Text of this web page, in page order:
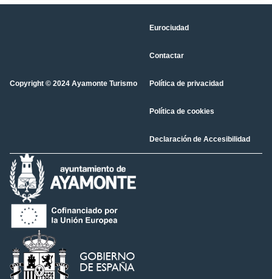
Copyright © 2024 Ayamonte Turismo
Eurociudad
Contactar
Política de privacidad
Política de cookies
Declaración de Accesibilidad